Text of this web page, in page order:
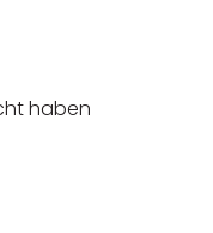
haben